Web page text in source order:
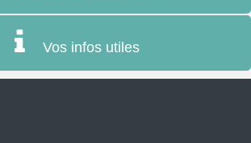
Vos infos utiles